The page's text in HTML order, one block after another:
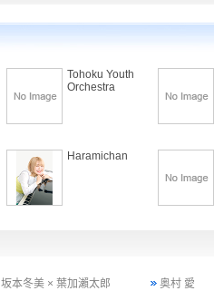
Tohoku Youth
Orchestra
Haramichan
坂本冬美 × 葉加瀨太郎
奥村 愛